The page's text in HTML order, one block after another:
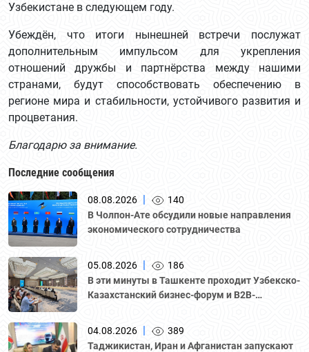
Узбекистане в следующем году.
Убеждён, что итоги нынешней встречи послужат
дополнительным импульсом для укрепления
отношений дружбы и партнёрства между нашими
странами, будут способствовать обеспечению в
регионе мира и стабильности, устойчивого развития и
процветания.
Благодарю за внимание.
Последние сообщения
08.08.2026 |
140
В Чолпон-Ате обсудили новые направления
экономического сотрудничества
05.08.2026 |
186
В эти минуты в Ташкенте проходит Узбекско-
Казахстанский бизнес-форум и B2B-
Национальной палатой предпринимателей
Казахстана "Атамекен."
04.08.2026 |
389
Таджикистан, Иран и Афганистан запускают